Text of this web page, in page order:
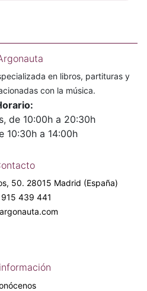
en libros, partituras y
con la música.
de 10:00h a 20:30h
10:30h a 14:00h
50. 28015 Madrid (España)
439 441